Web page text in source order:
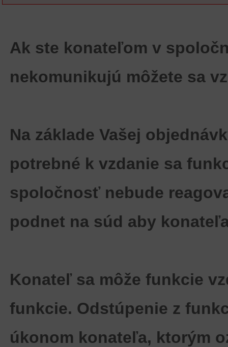
Ak ste konateľom v
nekomunikujú môžete sa
Na základe Vašej
potrebné k vzdanie sa
spoločnosť nebude
podnet na súd aby
Konateľ sa môže funkcie
funkcie. Odstúpenie z
úkonom konateľa, ktorým